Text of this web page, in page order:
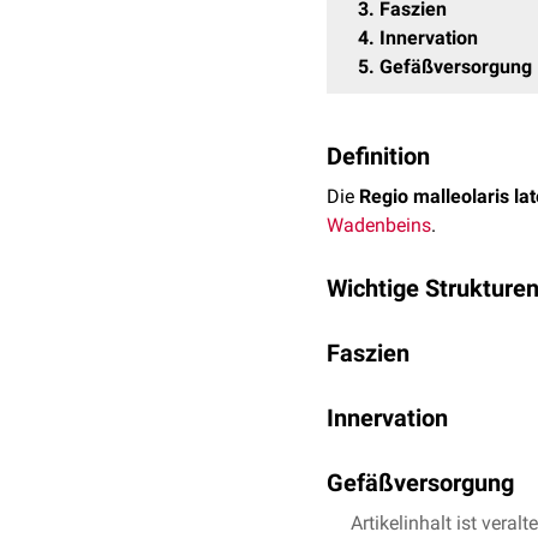
3 Faszien
4 Innervation
5 Gefäßversorgung
Definition
Die Regio malleolaris
Wadenbeins.
Wichtige Strukturen
Malleolus lateralis mit
Rete malleolare
Faszien
(Retinacula peronealia
Innervation
mit Fortsetzung als
fibularis superficialis
Gefäßversorgung
Arteriell versorgen die
Artikelinhalt ist